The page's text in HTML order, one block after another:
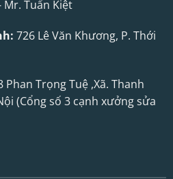
Mr. Tuấn Kiệt
726 Lê Văn Khương, P. Thới
Phan Trọng Tuệ ,Xã. Thanh
(Cổng số 3 cạnh xưởng sửa